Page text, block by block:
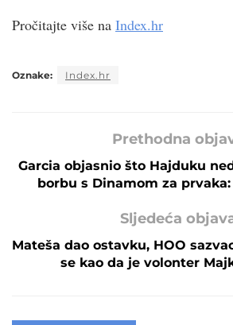
Pročitajte više na Index.hr
Oznake: Index.hr
Prethodna
Garcia objasnio što Hajduku
borbu s Dinamom za
Sljedeća
Mateša dao ostavku, HOO
se kao da je volonter